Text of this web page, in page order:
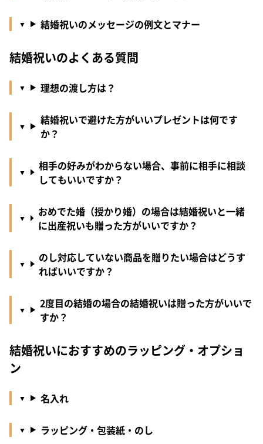
結婚祝いのメッセージの例文とマナー
結婚祝いのよくある質問
理想の渡し方は？
結婚祝いで避けた方がいいプレゼントは何です
か？
相手の好みがわからない場合、事前に相手に相談
してもいいですか？
おめでた婚（授かり婚）の場合は結婚祝いと一緒
に出産祝いも贈った方がいいですか？
のし対応していない商品を贈りたい場合はどうす
ればいいですか？
2度目の結婚の場合の結婚祝いは贈った方がいいで
すか？
結婚祝いにおすすめのラッピング・オプショ
ン
名入れ
ラッピング・包装紙・のし